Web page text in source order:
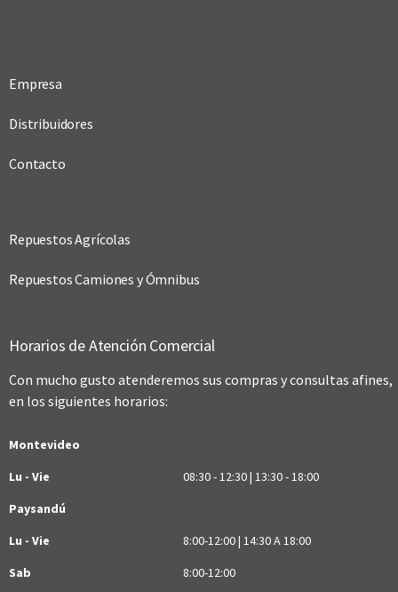
Empresa
Distribuidores
Contacto
Repuestos Agrícolas
Repuestos Camiones y Ómnibus
Horarios de Atención Comercial
Con mucho gusto atenderemos sus compras y consultas afines,
en los siguientes horarios:
Montevideo
Lu - Vie
08:30 - 12:30 | 13:30 - 18:00
Paysandú
Lu - Vie
8:00-12:00 | 14:30 A 18:00
Sab
8:00-12:00